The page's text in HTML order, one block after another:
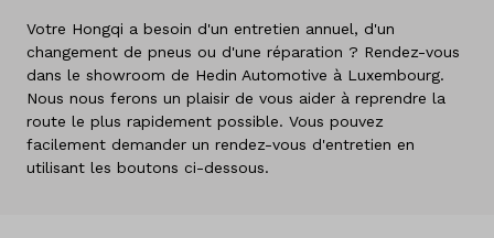
Votre Hongqi a besoin d'un entretien annuel, d'un
changement de pneus ou d'une réparation ? Rendez-vous
dans le showroom de Hedin Automotive à Luxembourg.
Nous nous ferons un plaisir de vous aider à reprendre la
route le plus rapidement possible. Vous pouvez
facilement demander un rendez-vous d'entretien en
utilisant les boutons ci-dessous.